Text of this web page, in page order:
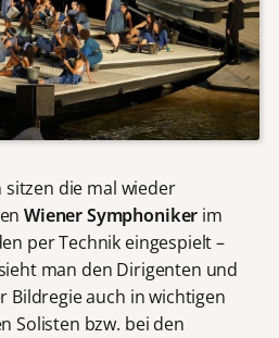
sitzen die mal wieder
Wiener Symphoniker im
per Technik eingespielt –
man den Dirigenten und
Bildregie auch in wichtigen
Solisten bzw. bei den